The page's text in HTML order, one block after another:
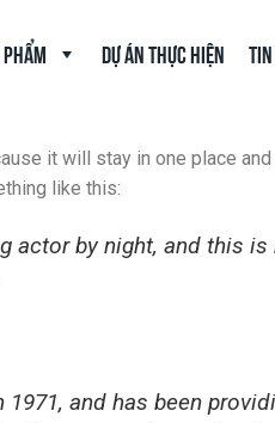
Dự án thực hiện
it will stay in one place
like this:
actor by night, and this
and has been